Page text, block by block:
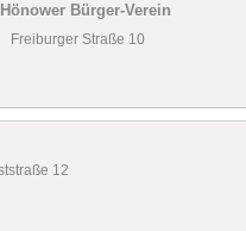
Bürger-Verein
Straße 10
12